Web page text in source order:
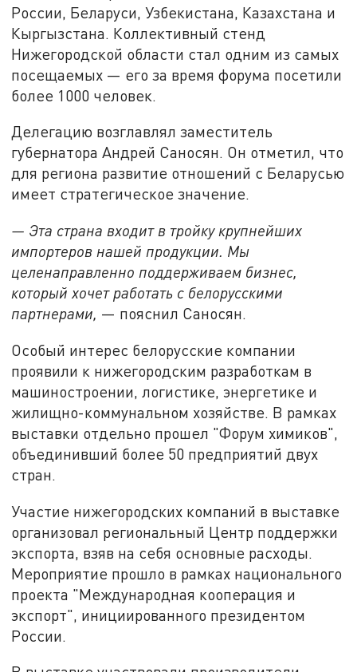
России, Беларуси, Узбекистана, Казахстана и
Кыргызстана. Коллективный стенд
Нижегородской области стал одним из самых
посещаемых — его за время форума посетили
более 1000 человек.
Делегацию возглавлял заместитель
губернатора Андрей Саносян. Он отметил, что
для региона развитие отношений с Беларусью
имеет стратегическое значение.
— Эта страна входит в тройку крупнейших
импортеров нашей продукции. Мы
целенаправленно поддерживаем бизнес,
который хочет работать с белорусскими
партнерами, — пояснил Саносян.
Особый интерес белорусские компании
проявили к нижегородским разработкам в
машиностроении, логистике, энергетике и
жилищно-коммунальном хозяйстве. В рамках
выставки отдельно прошел "Форум химиков",
объединивший более 50 предприятий двух
стран.
Участие нижегородских компаний в выставке
организовал региональный Центр поддержки
экспорта, взяв на себя основные расходы.
Мероприятие прошло в рамках национального
проекта "Международная кооперация и
экспорт", инициированного президентом
России.